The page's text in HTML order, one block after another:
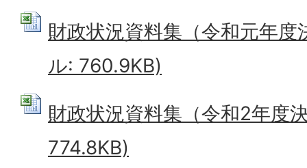
財政状況資料集（令和元年
ル: 760.9KB)
財政状況資料集（令和2年度
774.8KB)